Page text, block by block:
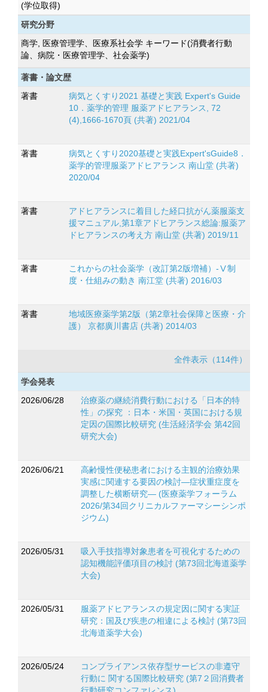
(学位取得)
研究分野
商学, 医療管理学、医療系社会学 キーワード(消費者行動
論、病院・医療管理学、社会薬学)
著書・論文歴
著書
病気とくすり2021 基礎と実践 Expert's Guide
10．薬学的管理 服薬アドヒアランス, 72
(4),1666-1670頁 (共著) 2021/04
著書
病気とくすり2020基礎と実践Expert'sGuide8．
薬学的管理服薬アドヒアランス 南山堂 (共著)
2020/04
著書
アドヒアランスに着目した経口抗がん薬服薬支
援マニュアル,第1章アドヒアランス総論:服薬ア
ドヒアランスの考え方 南山堂 (共著) 2019/11
著書
これからの社会薬学（改訂第2版増補）-Ⅴ制
度・仕組みの動き 南江堂 (共著) 2016/03
著書
地域医療薬学第2版（第2章社会保障と医療・介
護） 京都廣川書店 (共著) 2014/03
全件表示（114件）
学会発表
2026/06/28
治療薬の継続消費行動における「日本的特
性」の探究 ：日本・米国・英国における規
定因の国際比較研究 (生活経済学会 第42回
研究大会)
2026/06/21
高齢慢性便秘患者における主観的治療効果
実感に関連する要因の検討―症状重症度を
調整した横断研究― (医療薬学フォーラム
2026/第34回クリニカルファーマシーシンポ
ジウム)
2026/05/31
吸入手技指導対象患者を可視化するための
認知機能評価項目の検討 (第73回北海道薬学
大会)
2026/05/31
服薬アドヒアランスの規定因に関する実証
研究：国及び疾患の相違による検討 (第73回
北海道薬学大会)
2026/05/24
コンプライアンス依存型サービスの非遵守
行動に 関する国際比較研究 (第7２回消費者